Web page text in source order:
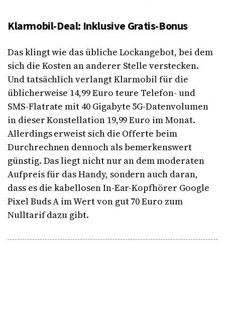
Klarmobil-Deal: Inklusive Gratis-Bonus
Das klingt wie das übliche Lockangebot, bei dem
sich die Kosten an anderer Stelle verstecken.
Und tatsächlich verlangt Klarmobil für die
üblicherweise 14,99 Euro teure Telefon- und
SMS-Flatrate mit 40 Gigabyte 5G-Datenvolumen
in dieser Konstellation 19,99 Euro im Monat.
Allerdings erweist sich die Offerte beim
Durchrechnen dennoch als bemerkenswert
günstig. Das liegt nicht nur an dem moderaten
Aufpreis für das Handy, sondern auch daran,
dass es die kabellosen In-Ear-Kopfhörer Google
Pixel Buds A im Wert von gut 70 Euro zum
Nulltarif dazu gibt.